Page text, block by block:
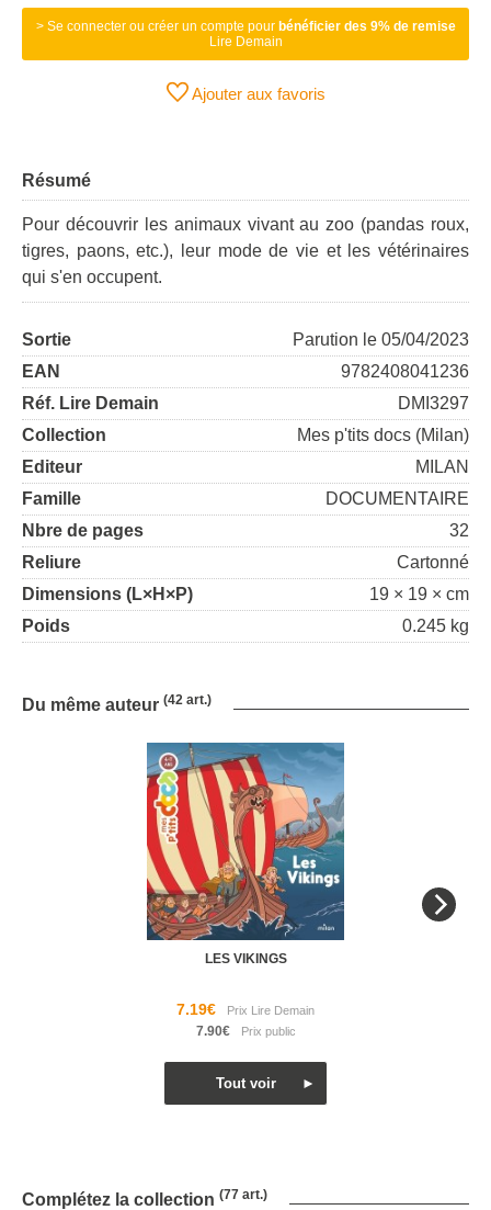
> Se connecter ou créer un compte pour bénéficier des 9% de remise
Lire Demain
Ajouter aux favoris
Résumé
Pour découvrir les animaux vivant au zoo (pandas roux,
tigres, paons, etc.), leur mode de vie et les vétérinaires
qui s'en occupent.
Sortie
Parution le 05/04/2023
EAN
9782408041236
Réf. Lire Demain
DMI3297
Collection
Mes p'tits docs (Milan)
Editeur
MILAN
Famille
DOCUMENTAIRE
Nbre de pages
32
Reliure
Cartonné
Dimensions (L×H×P)
19 × 19 × cm
Poids
0.245 kg
Du même auteur (42 art.)
LES VIKINGS
7.19€
7.90€
Complétez la collection (77 art.)